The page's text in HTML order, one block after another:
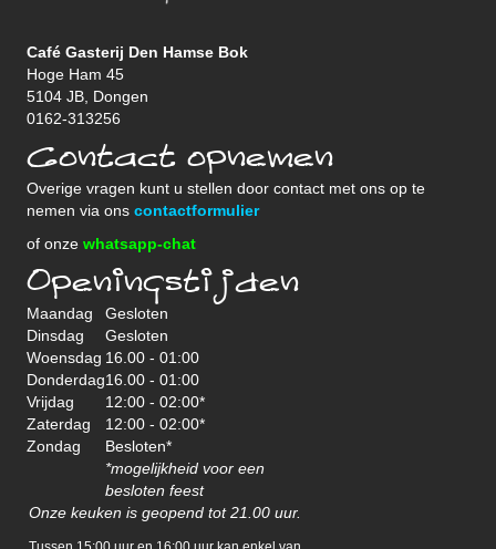
Café Gasterij Den Hamse Bok
Hoge Ham 45
5104 JB, Dongen
0162-313256
Contact opnemen
Overige vragen kunt u stellen door contact met ons op te
nemen via ons contactformulier
of onze whatsapp-chat
Openingstijden
Maandag
Gesloten
Dinsdag
Gesloten
Woensdag 16.00 - 01:00
Donderdag16.00 - 01:00
Vrijdag
12:00 - 02:00*
Zaterdag
12:00 - 02:00*
Zondag
Besloten*
*mogelijkheid voor een
besloten feest
Onze keuken is geopend tot 21.00 uur.